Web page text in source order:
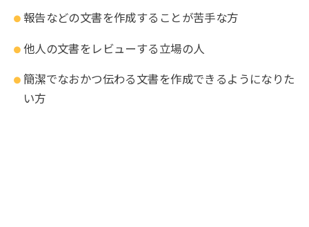
報告などの文書を作成することが苦手な方
他人の文書をレビューする立場の人
簡潔でなおかつ伝わる文書を作成できるようになりた
い方